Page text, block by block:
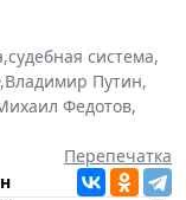
,судебная система,
,Владимир Путин,
Федотов,
Перепечатка